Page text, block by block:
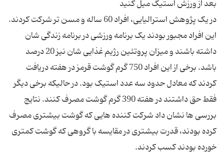
در یک پژوهش استرالیایی، افراد 60 ساله و مسن تر شرکت کردند.
این افراد مجبور بودند یک برنامه ورزشی در برنامه زندگی شان
داشته باشند و میزان پروتئین رژیم غذایی شان نیز 20 درصد
باشد. برخی از این افراد 750 گرم گوشت قرمز در هفته دریافت
کردند که معادل حدود سه عدد استیک بود. در حالیکه برخی دیگر
فقط حق داشتند در هفته 390 گرم گوشت مصرف کنند. نتایج
بررسی ها نشان داد شرکت کننده هایی که گوشت بیشتری مصرف
کرده بودند، قدرت بیشتری در مقایسه با گروهی که گوشت کمتری